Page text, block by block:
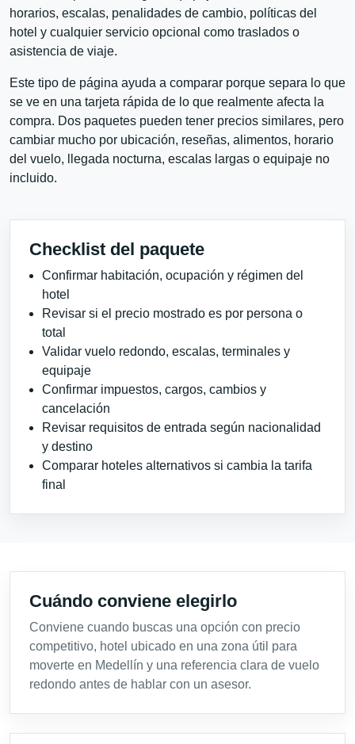
horarios, escalas, penalidades de cambio, políticas del
hotel y cualquier servicio opcional como traslados o
asistencia de viaje.
Este tipo de página ayuda a comparar porque separa lo que
se ve en una tarjeta rápida de lo que realmente afecta la
compra. Dos paquetes pueden tener precios similares, pero
cambiar mucho por ubicación, reseñas, alimentos, horario
del vuelo, llegada nocturna, escalas largas o equipaje no
incluido.
Checklist del paquete
Confirmar habitación, ocupación y régimen del
hotel
Revisar si el precio mostrado es por persona o
total
Validar vuelo redondo, escalas, terminales y
equipaje
Confirmar impuestos, cargos, cambios y
cancelación
Revisar requisitos de entrada según nacionalidad
y destino
Comparar hoteles alternativos si cambia la tarifa
final
Cuándo conviene elegirlo
Conviene cuando buscas una opción con precio
competitivo, hotel ubicado en una zona útil para
moverte en Medellín y una referencia clara de vuelo
redondo antes de hablar con un asesor.